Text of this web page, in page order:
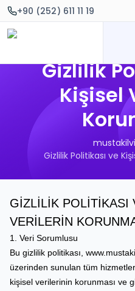
+90 (252) 611 11 19
Gizlilik
Kişisel
Gizlilik Politikası ve
GİZLİLİK POLİTİKASI
VERİLERİN
1. Veri Sorumlusu
Bu gizlilik politikası,
üzerinden sunulan tüm hizmetler
kişisel verilerinin korunması ve